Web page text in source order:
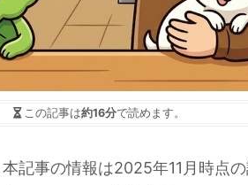
この記事は約16分で読めます。
本記事の情報は2025年11月時点